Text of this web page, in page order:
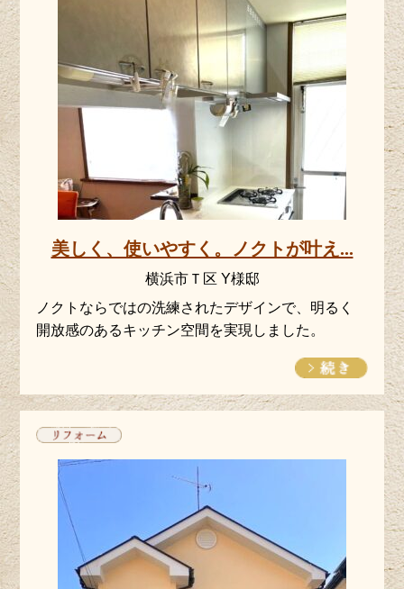
美しく、使いやすく。ノクトが叶え...
横浜市Ｔ区 Y様邸
ノクトならではの洗練されたデザインで、明るく
開放感のあるキッチン空間を実現しました。